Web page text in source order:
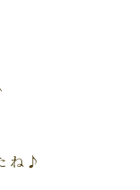
ね♪